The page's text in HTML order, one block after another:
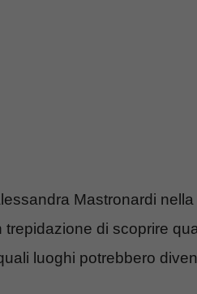
Mastronardi
di scoprire
luoghi potrebbero